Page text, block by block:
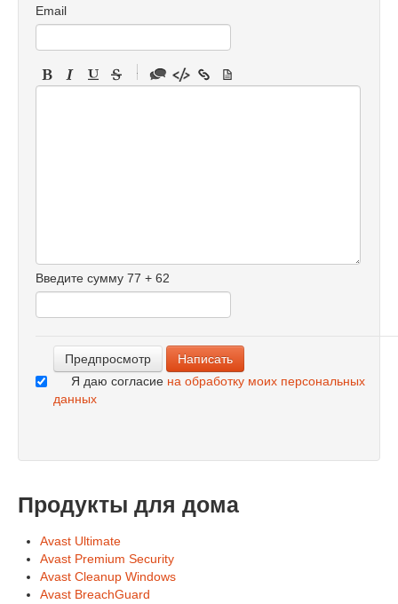
Email
-
-
-
-
Введите сумму 77 + 62
Я даю согласие на обработку моих персональных
данных
Продукты для дома
Avast Ultimate
Avast Premium Security
Avast Cleanup Windows
Avast BreachGuard